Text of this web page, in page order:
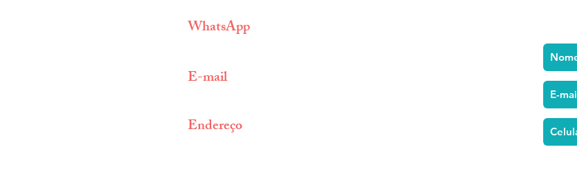
WhatsApp
E-mail
Endereço